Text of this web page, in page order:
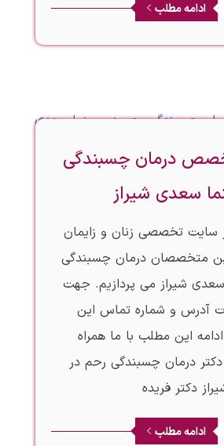
ادامه مطلب
درمان چسبندگی
سعدی شیراز
سایت تخصصی زنان و زایمان
متخصصان درمان چسبندگی
شیراز می پردازیم. جهت
آدرس و شماره تماس این
این مطلب با ما همراه
درمان چسبندگی رحم در
دکتر فریده
ادامه مطلب